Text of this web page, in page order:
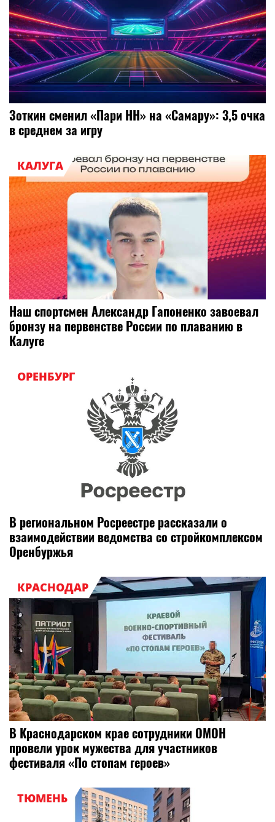
Зоткин сменил «Пари НН» на «Самару»: 3,5 очка
в среднем за игру
КАЛУГА
Наш спортсмен Александр Гапоненко завоевал
бронзу на первенстве России по плаванию в
Калуге
ОРЕНБУРГ
В региональном Росреестре рассказали о
взаимодействии ведомства со стройкомплексом
Оренбуржья
КРАСНОДАР
В Краснодарском крае сотрудники ОМОН
провели урок мужества для участников
фестиваля «По стопам героев»
ТЮМЕНЬ